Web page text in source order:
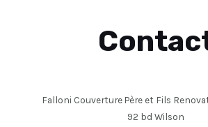
Falloni Couverture Père et Fils
92 bd Wilson